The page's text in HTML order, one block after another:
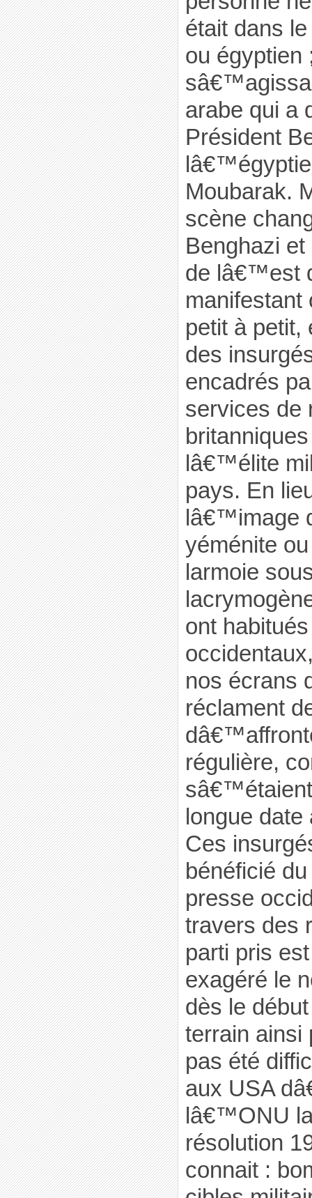
était dans
ou
arabe qui a
Président
Moubarak.
scène
Benghazi
de lâ€™est
manifestant
petit à petit,
des
encadrés
services de
lâ€™élite
pays. En
lâ€™image
yéménite
larmoie
ont
nos écrans
réclament
régulière,
longue date
Ces
bénéficié
presse
travers des
parti pris
exagéré le
dès le
terrain
pas été
aux USA
lâ€™ONU
résolution
connait :